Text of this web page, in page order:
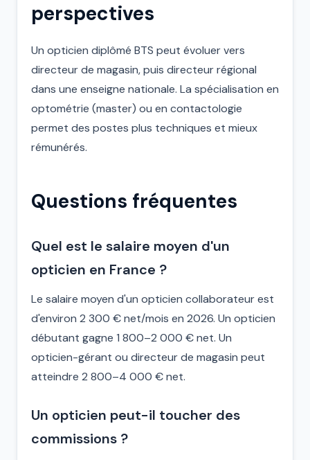
perspectives
Un opticien diplômé BTS peut évoluer vers
directeur de magasin, puis directeur régional
dans une enseigne nationale. La spécialisation en
optométrie (master) ou en contactologie
permet des postes plus techniques et mieux
rémunérés.
Questions fréquentes
Quel est le salaire moyen d'un
opticien en France ?
Le salaire moyen d'un opticien collaborateur est
d'environ 2 300 € net/mois en 2026. Un opticien
débutant gagne 1 800–2 000 € net. Un
opticien-gérant ou directeur de magasin peut
atteindre 2 800–4 000 € net.
Un opticien peut-il toucher des
commissions ?